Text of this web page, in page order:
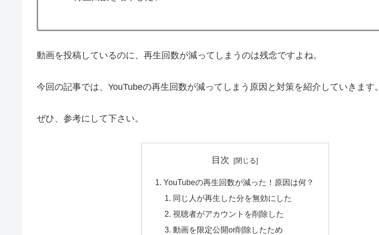
動画を投稿しているのに、再生回数が減ってしまうのは残念ですよね。
今回の記事では、YouTubeの再生回数が減ってしまう原因と対策を紹介していきます。
ぜひ、参考にして下さい。
目次
YouTubeの再生回数が減った！原因は何？
同じ人が再生した分を無効にした
視聴者がアカウントを削除した
動画を限定公開or削除したため